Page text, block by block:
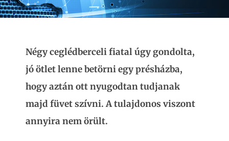
Négy ceglédberceli fiatal úgy gondolta,
jó ötlet lenne betörni egy présházba,
hogy aztán ott nyugodtan tudjanak
majd füvet szívni. A tulajdonos viszont
annyira nem örült.